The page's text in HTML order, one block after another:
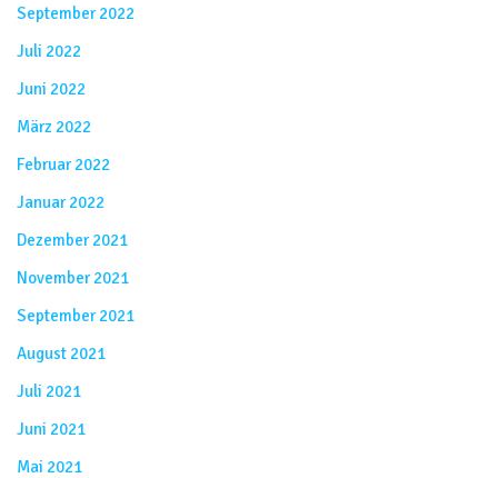
September 2022
Juli 2022
Juni 2022
März 2022
Februar 2022
Januar 2022
Dezember 2021
November 2021
September 2021
August 2021
Juli 2021
Juni 2021
Mai 2021